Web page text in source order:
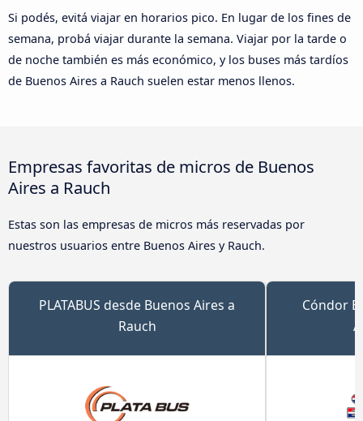
Si podés, evitá viajar en horarios pico. En lugar de los fines de
semana, probá viajar durante la semana. Viajar por la tarde o
de noche también es más económico, y los buses más tardíos
de Buenos Aires a Rauch suelen estar menos llenos.
Empresas favoritas de micros de Buenos
Aires a Rauch
Estas son las empresas de micros más reservadas por
nuestros usuarios entre Buenos Aires y Rauch.
PLATABUS desde Buenos Aires a
Rauch
Cóndor